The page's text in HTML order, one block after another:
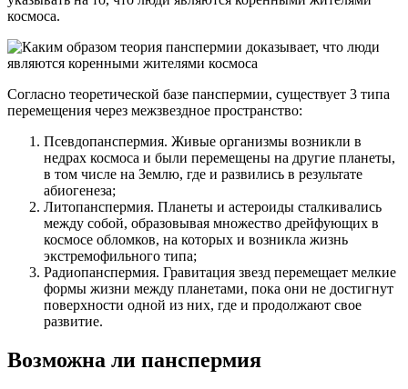
космоса.
Согласно теоретической базе панспермии, существует 3 типа
перемещения через межзвездное пространство:
Псевдопанспермия. Живые организмы возникли в
недрах космоса и были перемещены на другие планеты,
в том числе на Землю, где и развились в результате
абиогенеза;
Литопанспермия. Планеты и астероиды сталкивались
между собой, образовывая множество дрейфующих в
космосе обломков, на которых и возникла жизнь
экстремофильного типа;
Радиопанспермия. Гравитация звезд перемещает мелкие
формы жизни между планетами, пока они не достигнут
поверхности одной из них, где и продолжают свое
развитие.
Возможна ли панспермия